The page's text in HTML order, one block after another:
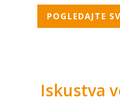
POGLEDAJTE
Iskustva